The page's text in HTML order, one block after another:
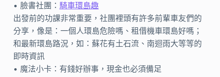
• 臉書社團： 騎車環島趣
出發前的功課非常重要，社團裡頭有許多前輩車友們的
分享，像是：一個人環島危險嗎、租借機車環島好嗎；
和最新環島路況，如：蘇花有土石流、南迴雨大等等的
即時資訊
• 魔法小卡：有錢好辦事，現金也必須備足